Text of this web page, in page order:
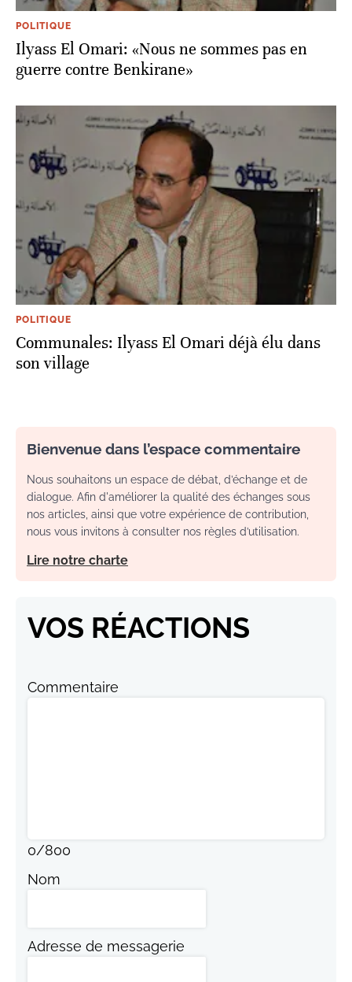
POLITIQUE
Ilyass El Omari: «Nous ne sommes pas en
guerre contre Benkirane»
POLITIQUE
Communales: Ilyass El Omari déjà élu dans
son village
Bienvenue dans l’espace commentaire
Nous souhaitons un espace de débat, d’échange et de
dialogue. Afin d'améliorer la qualité des échanges sous
nos articles, ainsi que votre expérience de contribution,
nous vous invitons à consulter nos règles d’utilisation.
Lire notre charte
VOS RÉACTIONS
Commentaire
0/800
Nom
Adresse de messagerie